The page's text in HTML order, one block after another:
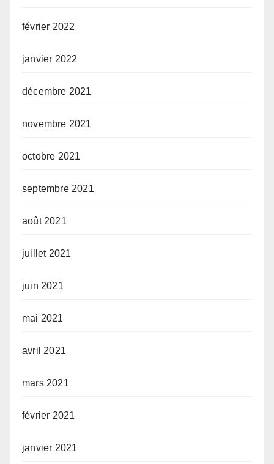
février 2022
janvier 2022
décembre 2021
novembre 2021
octobre 2021
septembre 2021
août 2021
juillet 2021
juin 2021
mai 2021
avril 2021
mars 2021
février 2021
janvier 2021